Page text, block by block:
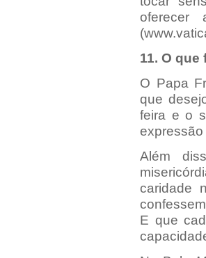
oferecer
(
11. O que
O Papa
que
feira e o
expressão
Além
caridade
E que